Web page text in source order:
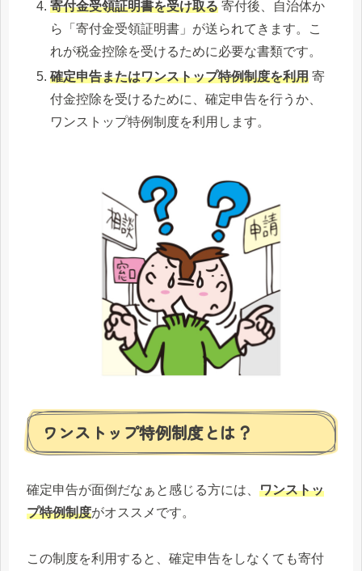
寄付金受領証明書を受け取る 寄付後、自治体か
ら「寄付金受領証明書」が送られてきます。こ
れが税金控除を受けるために必要な書類です。
確定申告またはワンストップ特例制度を利用 寄
付金控除を受けるために、確定申告を行うか、
ワンストップ特例制度を利用します。
ワンストップ特例制度とは？
確定申告が面倒だなぁと感じる方には、 ワンストッ
プ特例制度がオススメです。
この制度を利用すると、確定申告をしなくても寄付